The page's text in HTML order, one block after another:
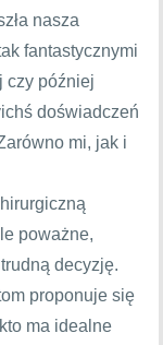
nasza
fantastycznymi
czy później
doświadczeń
mi, jak i
poważne,
decyzję.
proponuje się
ma idealne